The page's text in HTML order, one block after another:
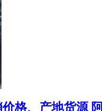
格、产地货源